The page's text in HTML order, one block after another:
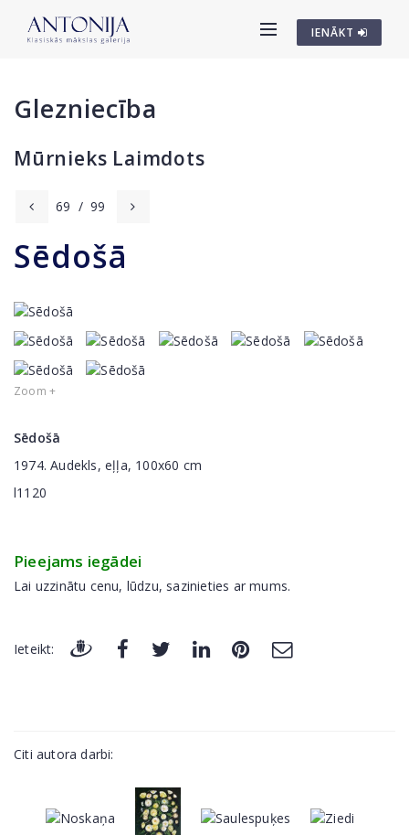
IENĀKT
Glezniecība
Mūrnieks Laimdots
69 / 99
Sēdošā
Zoom +
Sēdošā
1974. Audekls, eļļa, 100x60 cm
l1120
Pieejams iegādei
Lai uzzinātu cenu, lūdzu, sazinieties ar mums.
Ieteikt:
Citi autora darbi: